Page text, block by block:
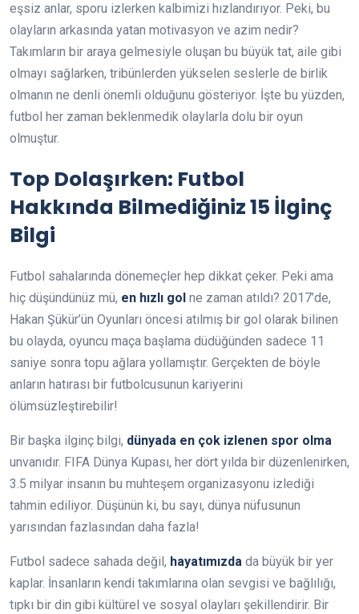
eşsiz anlar, sporu izlerken kalbimizi hızlandırıyor. Peki, bu
olayların arkasında yatan motivasyon ve azim nedir?
Takımların bir araya gelmesiyle oluşan bu büyük tat, aile gibi
olmayı sağlarken, tribünlerden yükselen seslerle de birlik
olmanın ne denli önemli olduğunu gösteriyor. İşte bu yüzden,
futbol her zaman beklenmedik olaylarla dolu bir oyun
olmuştur.
Top Dolaşırken: Futbol
Hakkında Bilmediğiniz 15 İlginç
Bilgi
Futbol sahalarında dönemeçler hep dikkat çeker. Peki ama
hiç düşündünüz mü, en hızlı gol ne zaman atıldı? 2017’de,
Hakan Şükür’ün Oyunları öncesi atılmış bir gol olarak bilinen
bu olayda, oyuncu maça başlama düdüğünden sadece 11
saniye sonra topu ağlara yollamıştır. Gerçekten de böyle
anların hatırası bir futbolcusunun kariyerini
ölümsüzleştirebilir!
Bir başka ilginç bilgi, dünyada en çok izlenen spor olma
unvanıdır. FIFA Dünya Kupası, her dört yılda bir düzenlenirken,
3.5 milyar insanın bu muhteşem organizasyonu izlediği
tahmin ediliyor. Düşünün ki, bu sayı, dünya nüfusunun
yarısından fazlasından daha fazla!
Futbol sadece sahada değil, hayatımızda da büyük bir yer
kaplar. İnsanların kendi takımlarına olan sevgisi ve bağlılığı,
tıpkı bir din gibi kültürel ve sosyal olayları şekillendirir. Bir